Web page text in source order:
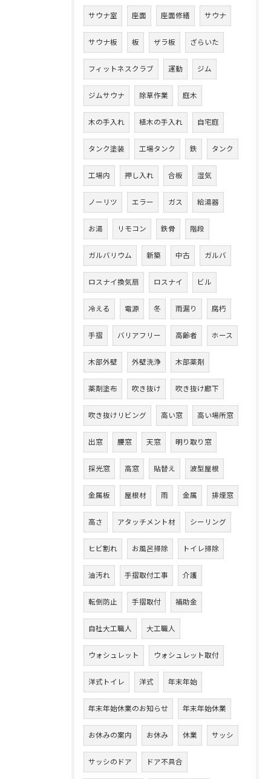
サウナ室 座面 座面修繕 サウナ
サウナ板 板 ザラ板 ざらいた
フィットネスクラブ 運動 ジム
ジムサウナ 除草作業 庭木
木の手入れ 植木の手入れ 自宅庭
タンク塗装 工場タンク 鉄 タンク
工場内 押し入れ 合板 湿気
ノーリツ エラー ガス 給湯器
お湯 リモコン 鉄骨 階段
ガルバリウム 新築 中古 ガルバ
ロスナイ換気扇 ロスナイ ビル
冷える 電源 冬 雨漏り 腐朽
手摺 バリアフリー 高齢者 ホース
木部外壁 外壁洗浄 木部薬剤
薬剤塗布 吹き抜け 吹き抜け廊下
吹き抜けリビング 高い窓 高い場所窓
出窓 腰窓 天窓 明り取り窓
採光窓 高窓 貼替え 波型屋根
金属板 屋根材 雨 金属 排煙窓
高さ アタッチメント材 シーリング
ヒビ割れ お風呂掃除 トイレ掃除
油汚れ 手摺取付工事 介護
転倒防止 手摺取付 補助金
自社大工職人 大工職人
ウォシュレット ウォシュレット取付
洋式トイレ 洋式 年末年始
年末年始休業のお知らせ 年末年始休業
お休みの案内 お休み 休業 サッシ
サッシのドア ドア不具合